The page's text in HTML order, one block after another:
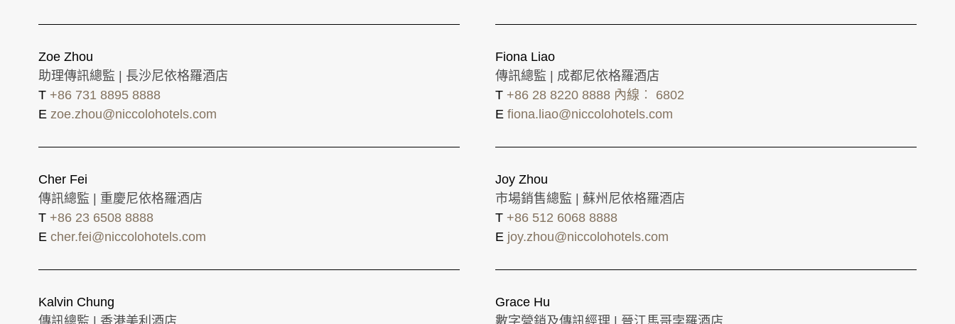
Zoe Zhou
助理傳訊總監 | 長沙尼依格羅酒店
T +86 731 8895 8888
E zoe.zhou@niccolohotels.com
Fiona Liao
傳訊總監 | 成都尼依格羅酒店
T +86 28 8220 8888 內線︰ 6802
E fiona.liao@niccolohotels.com
Cher Fei
傳訊總監 | 重慶尼依格羅酒店
T +86 23 6508 8888
E cher.fei@niccolohotels.com
Joy Zhou
市場銷售總監 | 蘇州尼依格羅酒店
T +86 512 6068 8888
E joy.zhou@niccolohotels.com
Kalvin Chung
Grace Hu